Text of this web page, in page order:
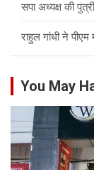
सपा अध्यक्ष की
राहुल गांधी ने
You May